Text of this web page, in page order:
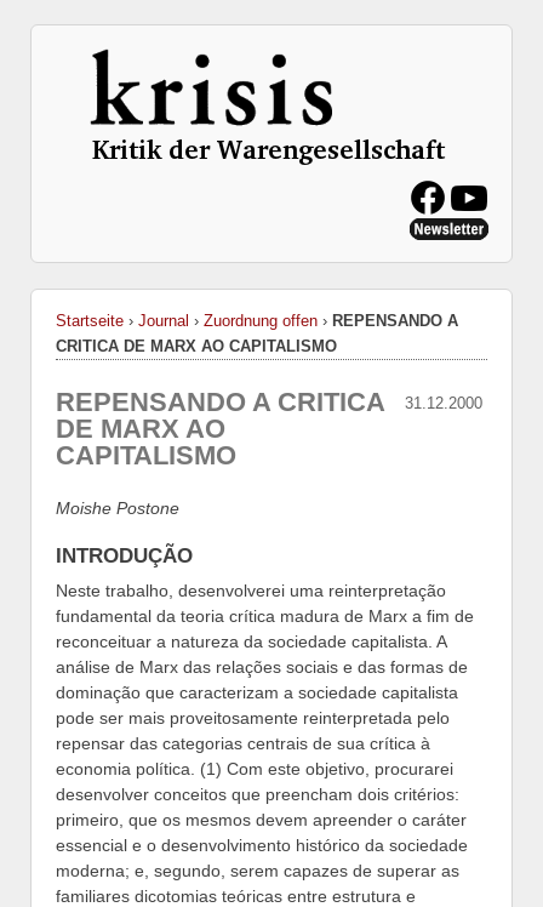
Startseite › Journal › Zuordnung offen › REPENSANDO A
CRITICA DE MARX AO CAPITALISMO
31.12.2000
REPENSANDO A CRITICA
DE MARX AO
CAPITALISMO
Moishe Postone
INTRODUÇÃO
Neste trabalho, desenvolverei uma reinterpretação
fundamental da teoria crítica madura de Marx a fim de
reconceituar a natureza da sociedade capitalista. A
análise de Marx das relações sociais e das formas de
dominação que caracterizam a sociedade capitalista
pode ser mais proveitosamente reinterpretada pelo
repensar das categorias centrais de sua crítica à
economia política. (1) Com este objetivo, procurarei
desenvolver conceitos que preencham dois critérios:
primeiro, que os mesmos devem apreender o caráter
essencial e o desenvolvimento histórico da sociedade
moderna; e, segundo, serem capazes de superar as
familiares dicotomias teóricas entre estrutura e